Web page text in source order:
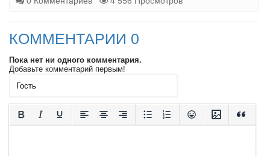
КОММЕНТАРИИ 0
Пока нет ни одного комментария.
Добавьте комментарий первым!